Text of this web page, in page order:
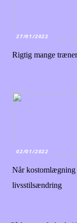
27/01/2022
Rigtig mange
02/01/2022
Når kostomlægning
livsstilsændring